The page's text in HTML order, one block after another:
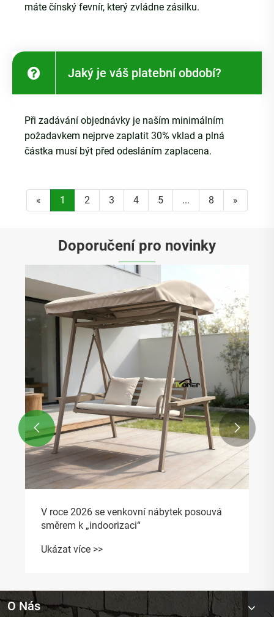
máte čínský fevnír, který zvládne zásilku.
Jaký je váš platební období?
Při zadávání objednávky je naším minimálním
požadavkem nejprve zaplatit 30% vklad a plná
částka musí být před odesláním zaplacena.
« 1 2 3 4 5 ... 8 »
Doporučení pro novinky
V roce 2026 se venkovní nábytek posouvá
směrem k „indoorizaci“
Ukázat více >>
 
O Nás